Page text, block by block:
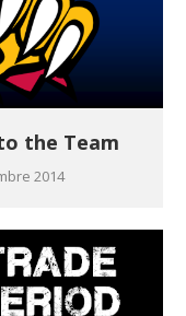
the Team
2014